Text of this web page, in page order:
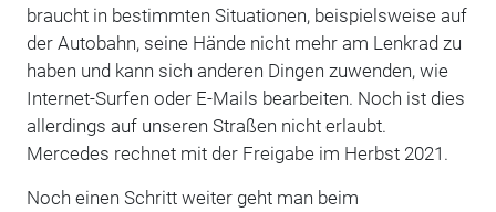
braucht in bestimmten Situationen, beispielsweise auf
der Autobahn, seine Hände nicht mehr am Lenkrad zu
haben und kann sich anderen Dingen zuwenden, wie
Internet-Surfen oder E-Mails bearbeiten. Noch ist dies
allerdings auf unseren Straßen nicht erlaubt.
Mercedes rechnet mit der Freigabe im Herbst 2021.
Noch einen Schritt weiter geht man beim